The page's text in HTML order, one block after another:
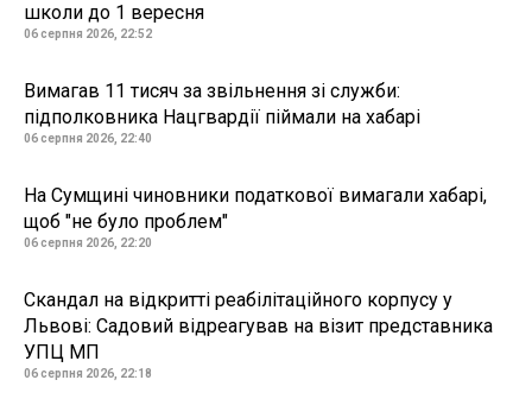
школи до 1 вересня
06 серпня 2026, 22:52
Вимагав 11 тисяч за звільнення зі служби:
підполковника Нацгвардії піймали на хабарі
06 серпня 2026, 22:40
На Сумщині чиновники податкової вимагали хабарі,
щоб "не було проблем"
06 серпня 2026, 22:20
Скандал на відкритті реабілітаційного корпусу у
Львові: Садовий відреагував на візит представника
УПЦ МП
06 серпня 2026, 22:18